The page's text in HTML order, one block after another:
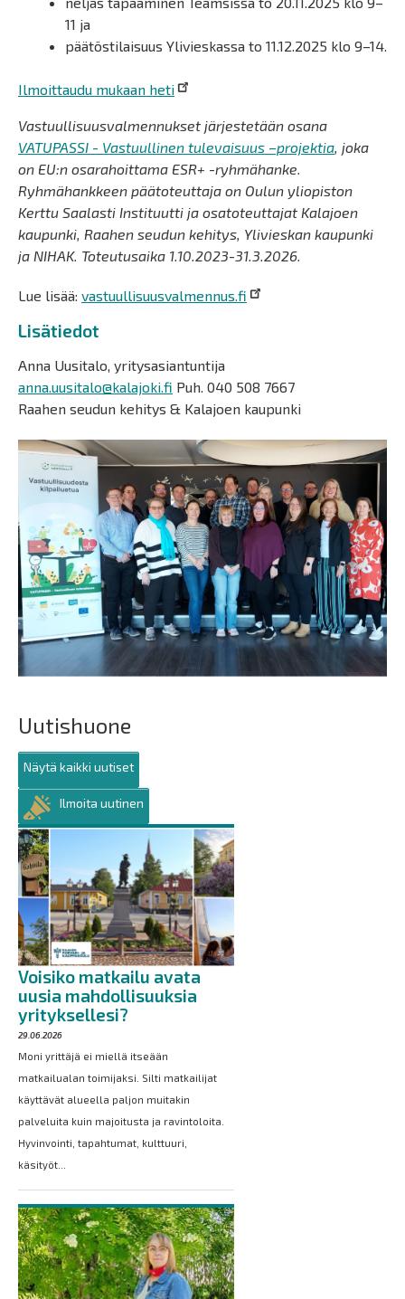
11 ja
päätöstilaisuus Ylivieskassa to 11.12.2025 klo 9–14.
Ilmoittaudu mukaan heti
Vastuullisuusvalmennukset järjestetään osana
VATUPASSI - Vastuullinen tulevaisuus –projektia , joka
on EU:n osarahoittama ESR+ -ryhmähanke.
Ryhmähankkeen päätoteuttaja on Oulun yliopiston
Kerttu Saalasti Instituutti ja osatoteuttajat Kalajoen
kaupunki, Raahen seudun kehitys, Ylivieskan kaupunki
ja NIHAK. Toteutusaika 1.10.2023-31.3.2026.
Lue lisää: vastuullisuusvalmennus.fi
Lisätiedot
Anna Uusitalo, yritysasiantuntija
anna.uusitalo@kalajoki.fi Puh. 040 508 7667
Raahen seudun kehitys & Kalajoen kaupunki
Uutishuone
Näytä kaikki uutiset
Ilmoita uutinen
Voisiko matkailu avata
uusia mahdollisuuksia
yrityksellesi?
29.06.2026
Moni yrittäjä ei miellä itseään
matkailualan toimijaksi. Silti matkailijat
käyttävät alueella paljon muitakin
palveluita kuin majoitusta ja ravintoloita.
Hyvinvointi, tapahtumat, kulttuuri,
käsityöt...